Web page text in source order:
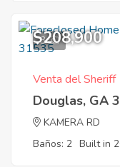
3
$208,900
Venta del Sheriff
Douglas, GA
KAMERA RD
Baños: 2 Built in